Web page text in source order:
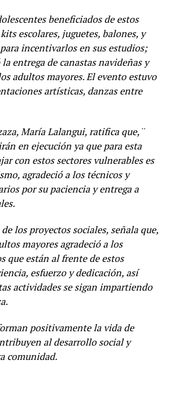
beneficiados de estos
escolares, juguetes, balones, y
incentivarlos en sus estudios;
entrega de canastas navideñas y
adultos mayores. El evento estuvo
artísticas, danzas entre
María Lalangui, ratifica que,¨
en ejecución ya que para esta
con estos sectores vulnerables es
agradeció a los técnicos y
por su paciencia y entrega a
los proyectos sociales, señala que,
mayores agradeció a los
que están al frente de estos
esfuerzo y dedicación, así
actividades se sigan impartiendo
positivamente la vida de
al desarrollo social y
comunidad.